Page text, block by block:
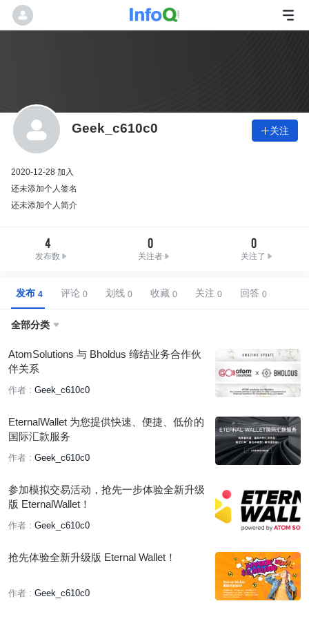
Geek_c610c0 关注
2020-12-28 加入
还未添加个人签名
还未添加个人简介
4
发布数
0
关注者
0
关注了
发布 评论 划线 收藏 关注 回答
全部分类 
AtomSolutions 与 Bholdus 缔结业务合作伙
伴关系
作者 : Geek_c610c0
EternalWallet 为您提供快速、便捷、低价的
国际汇款服务
作者 : Geek_c610c0
参加模拟交易活动，抢先一步体验全新升级
版 EternalWallet！
作者 : Geek_c610c0
抢先体验全新升级版 Eternal Wallet！
作者 : Geek_c610c0